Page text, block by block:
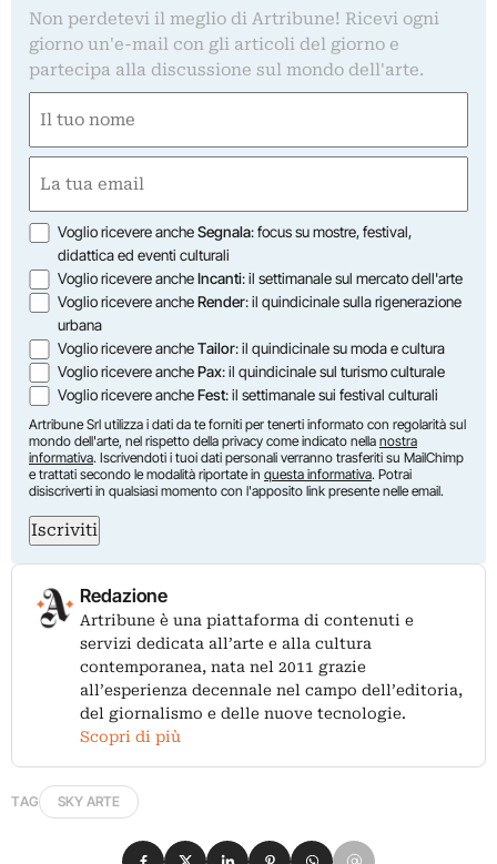
Non perdetevi il meglio di Artribune! Ricevi ogni
giorno un'e-mail con gli articoli del giorno e
partecipa alla discussione sul mondo dell'arte.
(Obbligatorio)
Nome
(Obbligatorio)
Opzioni
Voglio ricevere ancheSegnala: focus su mostre, festival,
didattica ed eventi culturali
Voglio ricevere ancheIncanti: il settimanale sul mercato dell'arte
Voglio ricevere ancheRender: il quindicinale sulla rigenerazione
urbana
Voglio ricevere ancheTailor: il quindicinale su moda e cultura
Voglio ricevere anchePax: il quindicinale sul turismo culturale
Voglio ricevere ancheFest: il settimanale sui festival culturali
Artribune Srl utilizza i dati da te forniti per tenerti informato con regolarità sul
mondo dell'arte, nel rispetto della privacy come indicato nella nostra
informativa. Iscrivendoti i tuoi dati personali verranno trasferiti su MailChimp
e trattati secondo le modalità riportate in questa informativa. Potrai
disiscriverti in qualsiasi momento con l'apposito link presente nelle email.
Iscriviti
Redazione
Artribune è una piattaforma di contenuti e
servizi dedicata all’arte e alla cultura
contemporanea, nata nel 2011 grazie
all’esperienza decennale nel campo dell’editoria,
del giornalismo e delle nuove tecnologie.
Scopri di più
TAG SKY ARTE
Condividi su Facebook
Condividi su X
Condividi su LinkedIn
Condividi su Pinterest
Condividi su WhatsApp
Condividi su Email